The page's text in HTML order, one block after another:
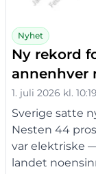
Nyhet
Ny rekord
annenhver
1. juli 2026 kl. 10:19
Sverige satte
Nesten 44
var elektriske
landet